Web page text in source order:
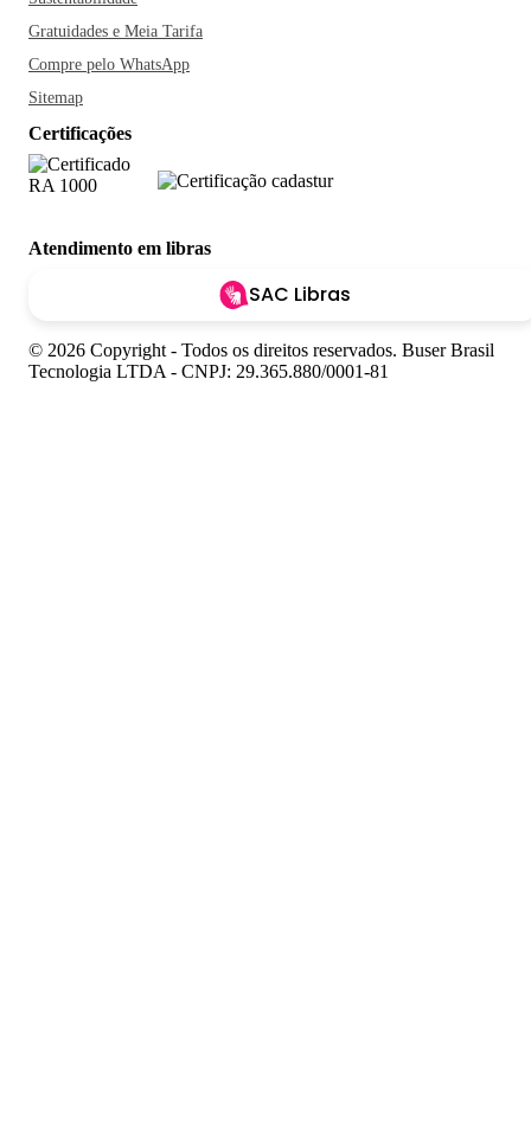
Gratuidades e Meia Tarifa
Compre pelo WhatsApp
Sitemap
Certificações
Atendimento em libras
SAC Libras
© 2026 Copyright - Todos os direitos reservados. Buser Brasil
Tecnologia LTDA - CNPJ: 29.365.880/0001-81